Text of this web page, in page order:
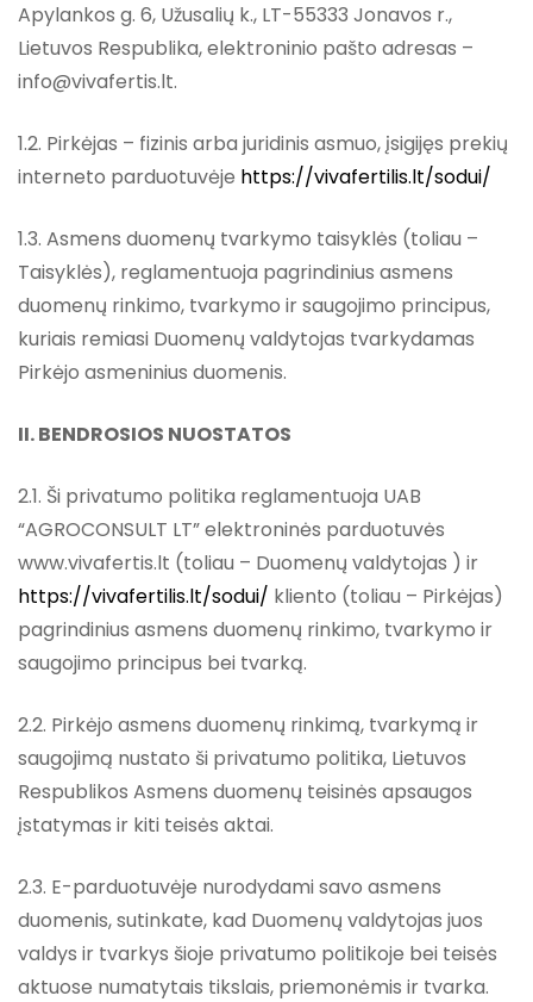
Apylankos g. 6, Užusalių k., LT-55333 Jonavos r.,
Lietuvos Respublika, elektroninio pašto adresas –
info@vivafertis.lt.
1.2. Pirkėjas – fizinis arba juridinis asmuo, įsigijęs prekių
interneto parduotuvėje https://vivafertilis.lt/sodui/
1.3. Asmens duomenų tvarkymo taisyklės (toliau –
Taisyklės), reglamentuoja pagrindinius asmens
duomenų rinkimo, tvarkymo ir saugojimo principus,
kuriais remiasi Duomenų valdytojas tvarkydamas
Pirkėjo asmeninius duomenis.
II. BENDROSIOS NUOSTATOS
2.1. Ši privatumo politika reglamentuoja UAB
“AGROCONSULT LT” elektroninės parduotuvės
www.vivafertis.lt (toliau – Duomenų valdytojas ) ir
https://vivafertilis.lt/sodui/ kliento (toliau – Pirkėjas)
pagrindinius asmens duomenų rinkimo, tvarkymo ir
saugojimo principus bei tvarką.
2.2. Pirkėjo asmens duomenų rinkimą, tvarkymą ir
saugojimą nustato ši privatumo politika, Lietuvos
Respublikos Asmens duomenų teisinės apsaugos
įstatymas ir kiti teisės aktai.
2.3. E-parduotuvėje nurodydami savo asmens
duomenis, sutinkate, kad Duomenų valdytojas juos
valdys ir tvarkys šioje privatumo politikoje bei teisės
aktuose numatytais tikslais, priemonėmis ir tvarka.